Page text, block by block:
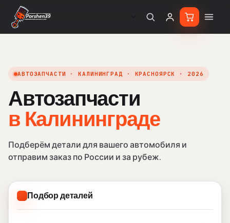
АВТОЗАПЧАСТИ · КАЛИНИНГРАД · КРАСНОЯРСК · 2026
Автозапчасти
в Калининграде
в Красноярске
Подберём детали для вашего автомобиля и
отправим заказ по России и за рубеж.
Подбор деталей